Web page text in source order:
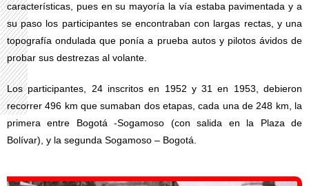
características, pues en su mayoría la vía estaba pavimentada y a
su paso los participantes se encontraban con largas rectas, y una
topografía ondulada que ponía a prueba autos y pilotos ávidos de
probar sus destrezas al volante.
Los participantes, 24 inscritos en 1952 y 31 en 1953, debieron
recorrer 496 km que sumaban dos etapas, cada una de 248 km, la
primera entre Bogotá -Sogamoso (con salida en la Plaza de
Bolívar), y la segunda Sogamoso – Bogotá.